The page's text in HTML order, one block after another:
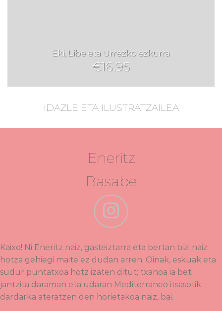
Eki, Libe eta Urrezko ezkurra
€16.95
IDAZLE ETA ILUSTRATZAILEA
Eneritz
Basabe
Kaixo! Ni Eneritz naiz, gasteiztarra eta bertan bizi naiz
hotza gehiegi maite ez dudan arren. Oinak, eskuak eta
sudur puntatxoa hotz izaten ditut; txanoa ia beti
jantzita daraman eta udaran Mediterraneo itsasotik
dardarka ateratzen den horietakoa naiz, bai.